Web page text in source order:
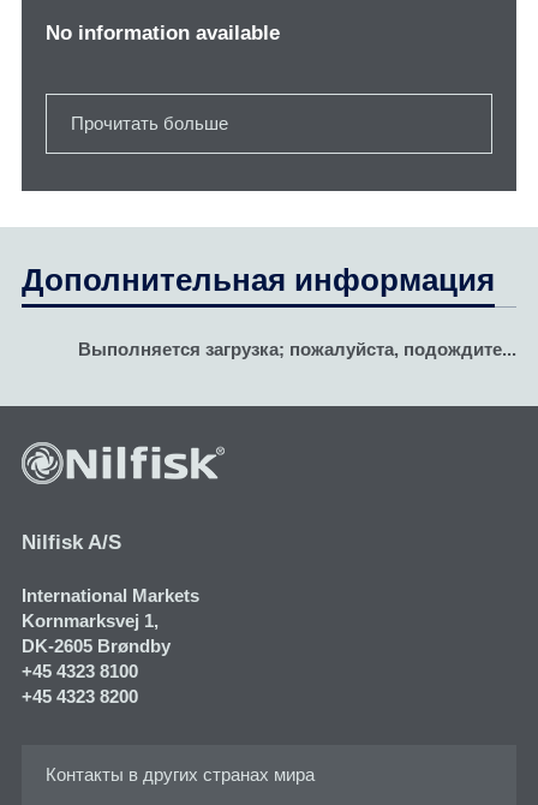
No information available
Прочитать больше
Дополнительная информация
Выполняется загрузка; пожалуйста, подождите...
Nilfisk A/S
International Markets
Kornmarksvej 1​,
DK-2605 Brøndby
+45 4323 8100
+45 4323 8200
Контакты в других странах мира